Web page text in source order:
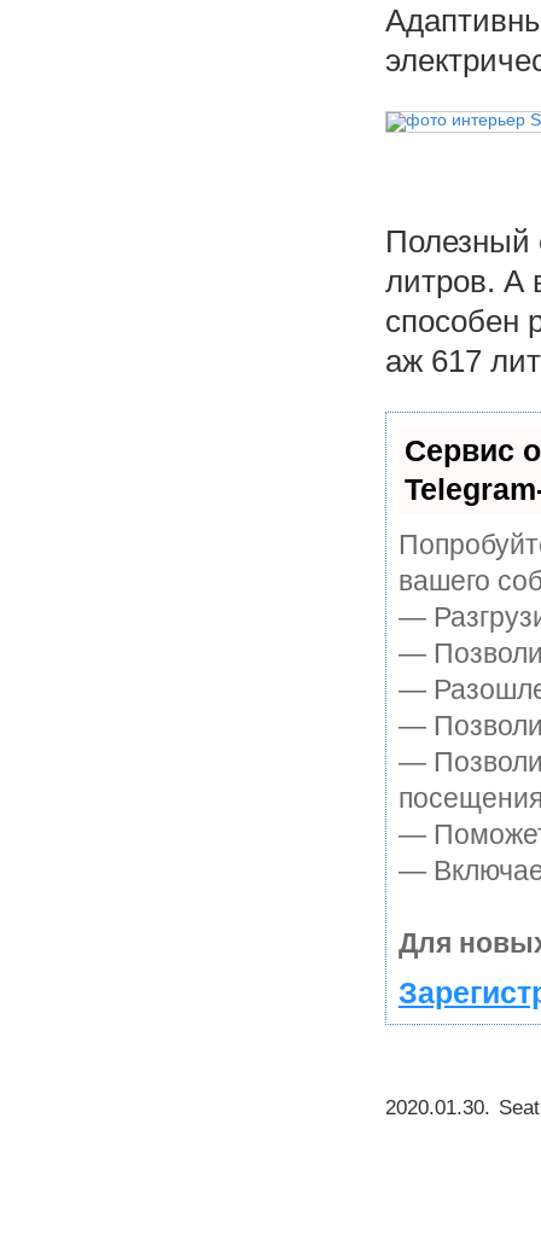
Полезный
литров. А
способен
аж 617
Сервис
вашего
—
—
—
—
—
— Поможет
—
Для
2020.01.30. Seat